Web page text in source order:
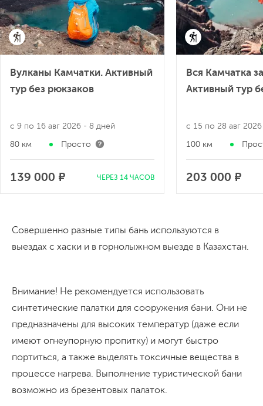
Вулканы Камчатки. Активный
тур без рюкзаков
с 9 по 16 авг 2026 - 8 дней
80 км Просто
139 000 ₽ ЧЕРЕЗ 14 ЧАСОВ
Вся Камчатка
Активный тур
с 15 по 28 авг
100 км
203 000 ₽
Совершенно разные типы бань используются в
выездах с хаски и в горнолыжном выезде в Казахстан.
Внимание! Не рекомендуется использовать
синтетические палатки для сооружения бани. Они не
предназначены для высоких температур (даже если
имеют огнеупорную пропитку) и могут быстро
портиться, а также выделять токсичные вещества в
процессе нагрева. Выполнение туристической бани
возможно из брезентовых палаток.